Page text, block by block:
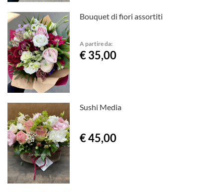
Bouquet di fiori assortiti
A partire da:
€ 35,00
Sushi Media
€ 45,00